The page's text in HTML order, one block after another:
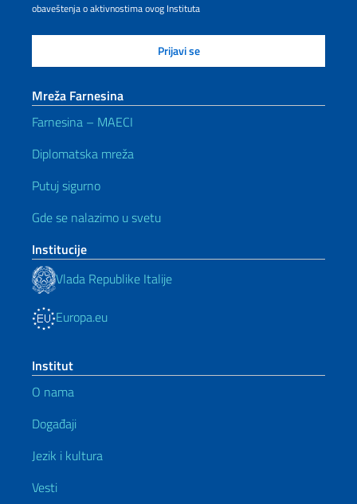
obaveštenja o aktivnostima ovog Instituta
Mreža Farnesina
Farnesina – MAECI
Diplomatska mreža
Putuj sigurno
Gde se nalazimo u svetu
Institucije
Vlada Republike Italije
Europa.eu
Institut
O nama
Događaji
Jezik i kultura
Vesti